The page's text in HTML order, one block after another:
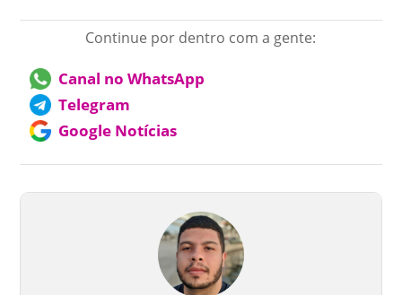
Continue por dentro com a gente:
Canal no WhatsApp
Telegram
Google Notícias